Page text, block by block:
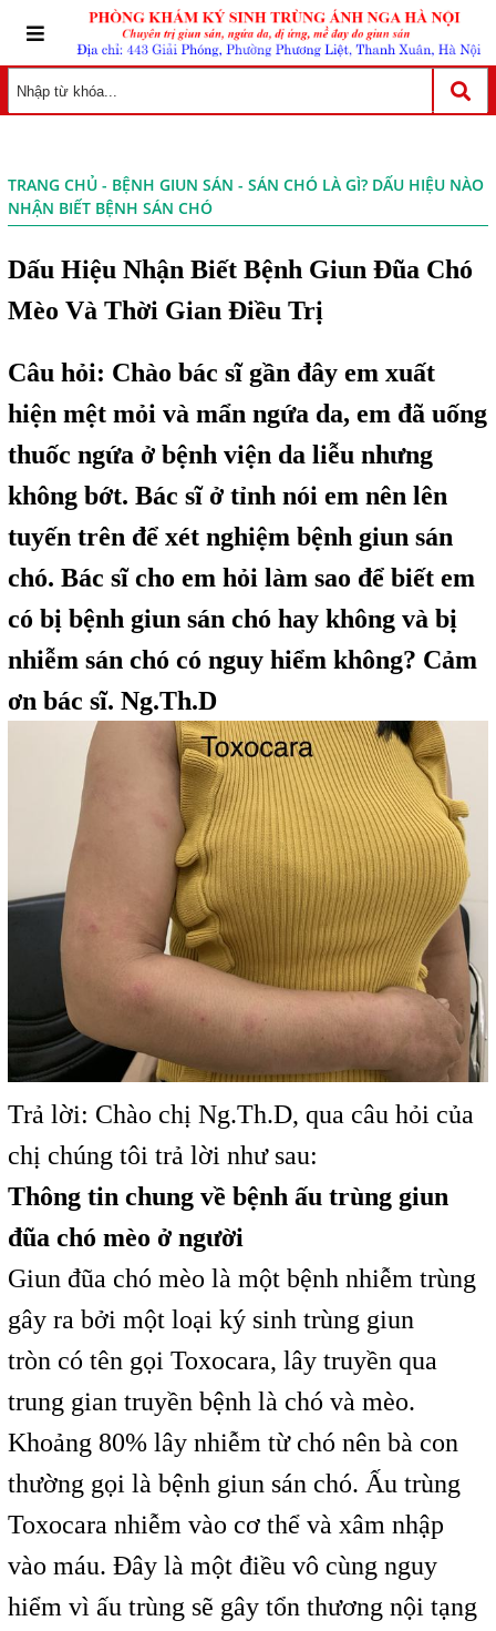
TRANG CHỦ- BỆNH GIUN SÁN - SÁN CHÓ LÀ GÌ? DẤU HIỆU NÀO
NHẬN BIẾT BỆNH SÁN CHÓ
Dấu Hiệu Nhận Biết Bệnh Giun Đũa Chó
Mèo Và Thời Gian Điều Trị
Câu hỏi: Chào bác sĩ gần đây em xuất
hiện mệt mỏi và mẩn ngứa da, em đã uống
thuốc ngứa ở bệnh viện da liễu nhưng
không bớt. Bác sĩ ở tỉnh nói em nên lên
tuyến trên để xét nghiệm bệnh giun sán
chó. Bác sĩ cho em hỏi làm sao để biết em
có bị bệnh giun sán chó hay không và bị
nhiễm sán chó có nguy hiểm không? Cảm
ơn bác sĩ. Ng.Th.D
Trả lời: Chào chị Ng.Th.D, qua câu hỏi của
chị chúng tôi trả lời như sau:
Thông tin chung về bệnh ấu trùng giun
đũa chó mèo ở người
Giun đũa chó mèo là một bệnh nhiễm trùng
gây ra bởi một loại ký sinh trùng giun
tròn có tên gọi Toxocara, lây truyền qua
trung gian truyền bệnh là chó và mèo.
Khoảng 80% lây nhiễm từ chó nên bà con
thường gọi là bệnh giun sán chó. Ấu trùng
Toxocara nhiễm vào cơ thể và xâm nhập
vào máu. Đây là một điều vô cùng nguy
hiểm vì ấu trùng sẽ gây tổn thương nội tạng